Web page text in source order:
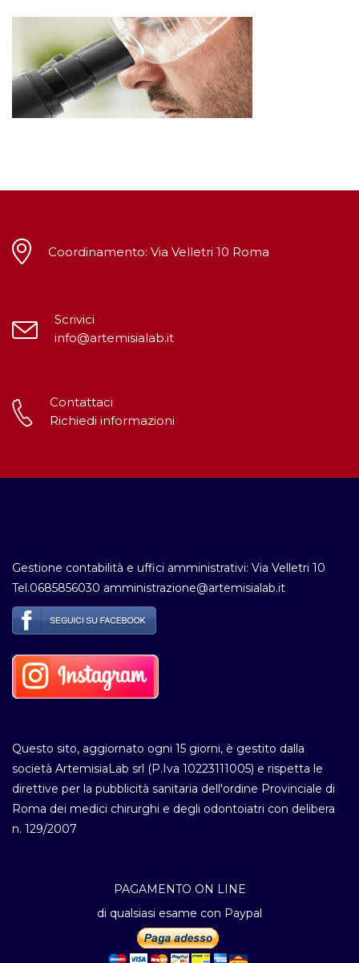
Coordinamento: Via Velletri 10 Roma
Scrivici
info@artemisialab.it
Contattaci
Richiedi informazioni
Gestione contabilità e uffici amministrativi: Via Velletri 10
Tel.0685856030 amministrazione@artemisialab.it
Questo sito, aggiornato ogni 15 giorni, è gestito dalla
società ArtemisiaLab srl (P.Iva 10223111005) e rispetta le
direttive per la pubblicità sanitaria dell'ordine Provinciale di
Roma dei medici chirurghi e degli odontoiatri con delibera
n. 129/2007
PAGAMENTO ON LINE
di qualsiasi esame con Paypal